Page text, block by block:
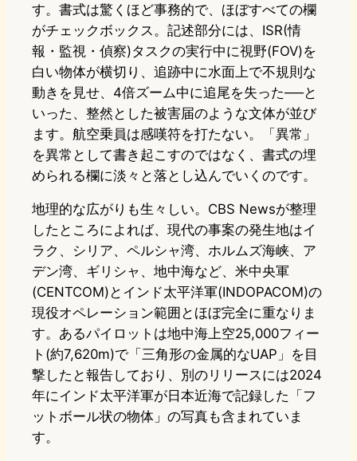
す。書式は驚くほど事務的で、ほぼすべての欄
がチェックボックス。記述部分には、ISR(情
報・監視・偵察)タスクの実行中に視野(FOV)を
白い物体が横切り、追跡中に水面上で不規則な
動きを見せ、4倍ズーム中に追尾を失った──と
いった、整然とした被害届のような文体が並び
ます。航空乗員は感嘆符を打たない。「異常」
を異常として書き起こすのではなく、書式の埋
められる欄に淡々と落とし込んでいくのです。
地理的な広がりも生々しい。CBS Newsが整理
したところによれば、現代の事案の発生地はイ
ラク、シリア、ペルシャ湾、ホルムズ海峡、ア
デン湾、ギリシャ、地中海など、米中央軍
(CENTCOM)とインド太平洋軍(INDOPACOM)の
現役オペレーション範囲とほぼ完全に重なりま
す。あるパイロットは地中海上空25,000フィー
ト(約7,620m)で「三角形の金属的なUAP」を目
撃したと報告しており、別のリリースには2024
年にインド太平洋軍が日本近海で記録した「フ
ットボール状の物体」の写真も含まれていま
す。